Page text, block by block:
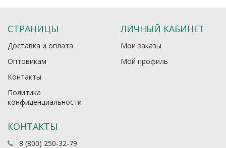
СТРАНИЦЫ
Доставка и оплата
Оптовикам
Контакты
Политика
конфиденциальности
ЛИЧНЫЙ КАБИНЕТ
Мои заказы
Мой профиль
КОНТАКТЫ
8 (800) 250-32-79